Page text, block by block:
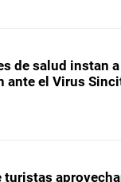
de salud instan
ante el Virus
turistas